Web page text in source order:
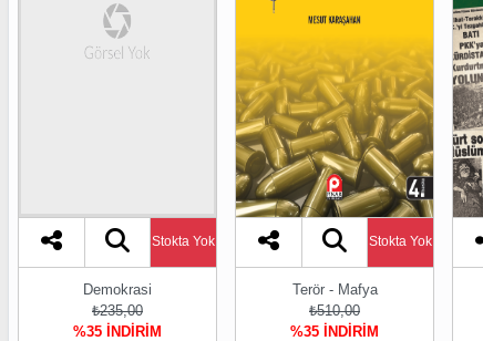
Stokta Yok
Demokrasi
₺235,00
%35 İNDİRİM
Stokta Yok
Terör - Mafya
₺510,00
%35 İNDİRİM